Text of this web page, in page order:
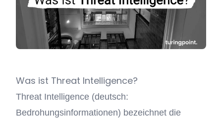
Was ist Threat Intelligence?
Threat Intelligence (deutsch:
Bedrohungsinformationen) bezeichnet die